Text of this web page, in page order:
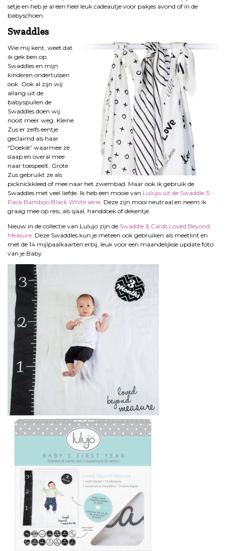
setje en heb je al een heel leuk cadeautje voor pakjes avond of in de
babyschoen.
Swaddles
Wie mij kent, weet dat
ik gek ben op
Swaddles en mijn
kinderen ondertussen
ook. Ook al zijn wij
allang uit de
babyspullen de
Swaddles doen wij
nooit meer weg. Kleine
Zus er zelfs eentje
geclaimd als haar
“Doekie” waarmee ze
slaap en overal mee
naar toespeelt. Grote
Zus gebruikt ze als
picknickkleed of mee naar het zwembad. Maar ook ik gebruik de
Swaddles met veel liefde. Ik heb een mooie van Lulujo uit de Swaddle 3-
Pack Bamboo Black White serie. Deze zijn mooi neutraal en neem ik
graag mee op reis, als sjaal, handdoek of dekentje.
Nieuw in de collectie van Lulujo zijn de Swaddle & Cards Loved Beyond
Measure. Deze Swaddles kun je meteen ook gebruiken als meetlint en
met de 14 mijlpaalkaarten erbij, leuk voor een maandelijkse update foto
van je Baby